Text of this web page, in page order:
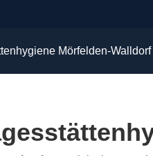
Mörfelden-Walldorf